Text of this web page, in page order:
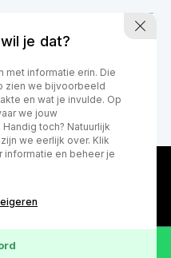
je dat?
met informatie erin. Die
zien we bijvoorbeeld
en wat je invulde. Op
we jouw
toch? Natuurlijk
we eerlijk over. Klik
informatie en beheer je